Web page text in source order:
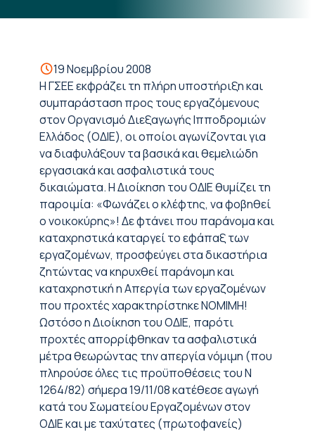
19 Νοεμβρίου 2008
Η ΓΣΕΕ εκφράζει τη πλήρη υποστήριξη και
συμπαράσταση προς τους εργαζόμενους
στον Οργανισμό Διεξαγωγής Ιπποδρομιών
Ελλάδος (ΟΔΙΕ), οι οποίοι αγωνίζονται για
να διαφυλάξουν τα βασικά και θεμελιώδη
εργασιακά και ασφαλιστικά τους
δικαιώματα. Η Διοίκηση του ΟΔΙΕ θυμίζει τη
παροιμία: «Φωνάζει ο κλέφτης, να φοβηθεί
ο νοικοκύρης»! Δε φτάνει που παράνομα και
καταχρηστικά καταργεί το εφάπαξ των
εργαζομένων, προσφεύγει στα δικαστήρια
ζητώντας να κηρυχθεί παράνομη και
καταχρηστική η Απεργία των εργαζομένων
που προχτές χαρακτηρίστηκε ΝΟΜΙΜΗ!
Ωστόσο η Διοίκηση του ΟΔΙΕ, παρότι
προχτές απορρίφθηκαν τα ασφαλιστικά
μέτρα θεωρώντας την απεργία νόμιμη (που
πληρούσε όλες τις προϋποθέσεις του Ν
1264/82) σήμερα 19/11/08 κατέθεσε αγωγή
κατά του Σωματείου Εργαζομένων στον
ΟΔΙΕ και με ταχύτατες (πρωτοφανείς)